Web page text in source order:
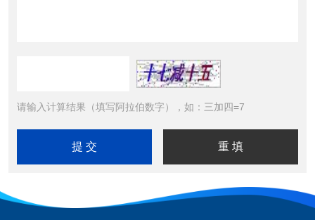
请输入计算结果（填写阿拉伯数字），如：三加四=7